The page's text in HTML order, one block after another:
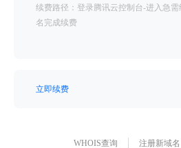
续费路径：登录腾讯云控制台-进入急
名完成续费
立即续费
WHOIS查询 注册新域名